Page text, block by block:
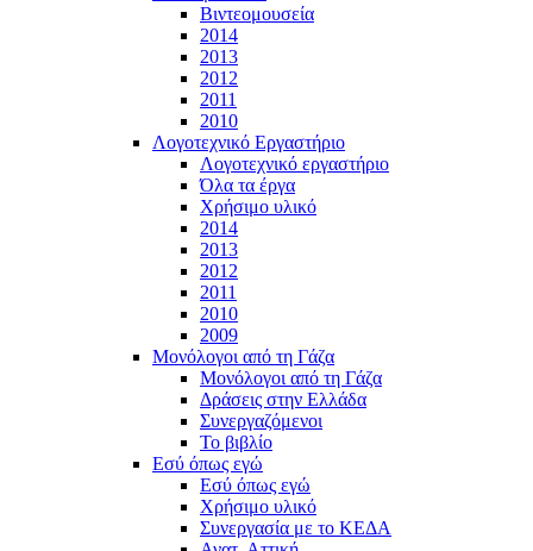
Βιντεομουσεία
2014
2013
2012
2011
2010
Λογοτεχνικό Εργαστήριο
Λογοτεχνικό εργαστήριο
Όλα τα έργα
Χρήσιμο υλικό
2014
2013
2012
2011
2010
2009
Μονόλογοι από τη Γάζα
Μονόλογοι από τη Γάζα
Δράσεις στην Ελλάδα
Συνεργαζόμενοι
To βιβλίο
Εσύ όπως εγώ
Εσύ όπως εγώ
Χρήσιμο υλικό
Συνεργασία με το ΚΕΔΑ